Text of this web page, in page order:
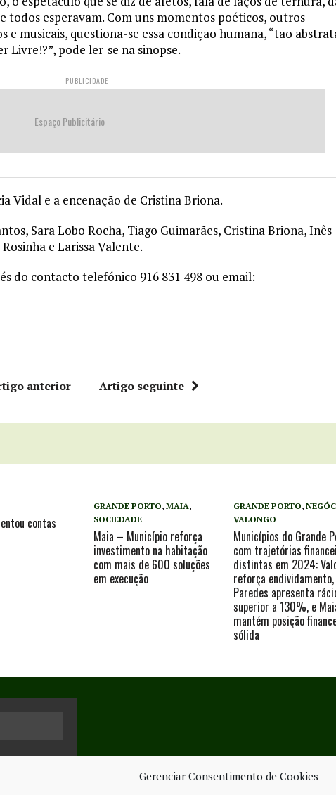
Gerenciar Consentimento de Cookies
todos esperavam. Com uns momentos poéticos, outros
e musicais, questiona-se essa condição humana, “tão
Livre!?”, pode ler-se na sinopse.
PUBLICIDADE
Espaço Publicitário
Vidal e a encenação de Cristina Briona.
Sara Lobo Rocha, Tiago Guimarães, Cristina Briona, Inês
e Larissa Valente.
do contacto telefónico 916 831 498 ou email:
anterior Artigo seguinte
contas
GRANDE PORTO,MAIA,
SOCIEDADE
Maia – Município reforça
investimento na habitação
com mais de 600 soluções
em execução
GRANDE PORTO,
VALONGO
Municípios do Grande
com trajetórias
distintas em 2024:
reforça endividamento,
Paredes apresenta
superior a 130%, e
mantém posição
sólida